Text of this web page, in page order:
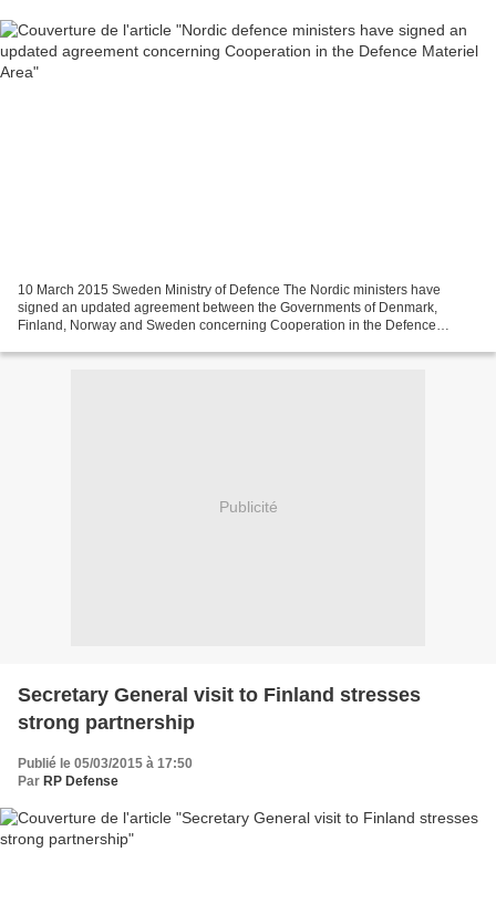
10 March 2015 Sweden Ministry of Defence The Nordic ministers have
signed an updated agreement between the Governments of Denmark,
Finland, Norway and Sweden concerning Cooperation in the Defence
Publicité
Secretary General visit to Finland stresses
strong partnership
Publié le 05/03/2015 à 17:50
Par RP Defense